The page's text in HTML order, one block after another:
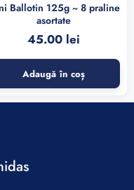
Ballotin 125g ~ 8 praline
asortate
45.00 lei
Adaugă în coș